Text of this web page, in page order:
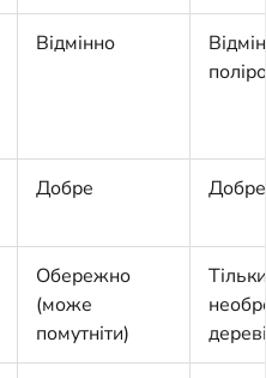
Відмінно
Добре Добре
Обережно
(може
помутніти)
дереві